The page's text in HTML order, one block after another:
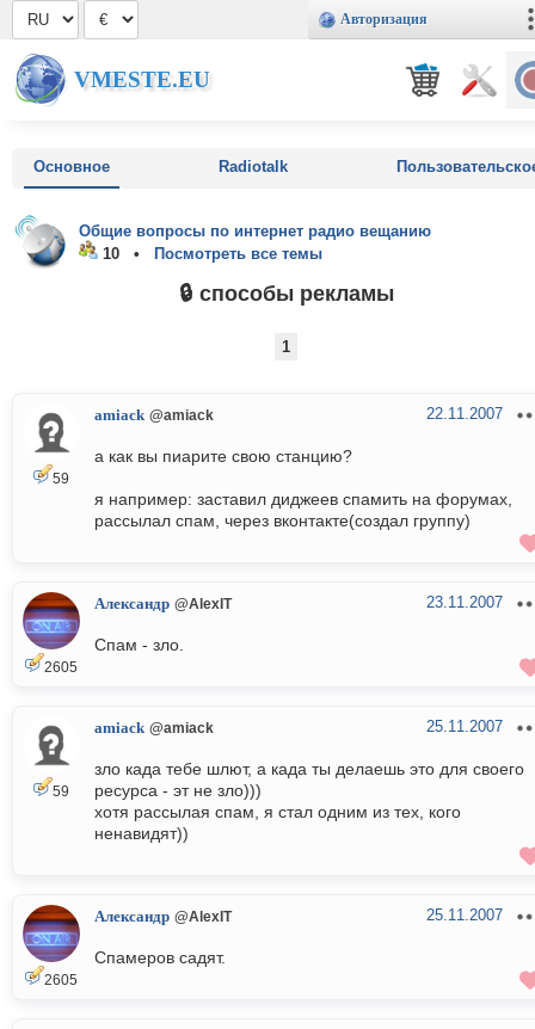
Авторизация
VMESTE.EU
Основное Radiotalk
Общие вопросы по интернет радио вещанию
10 •
Посмотреть все темы
🔒 способы рекламы
1
59
amiack @amiack 22.11.2007
а как вы пиарите свою станцию?
я например: заставил диджеев спамить на форумах,
рассылал спам, через вконтакте(создал группу)
2605
Александр @AlexIT 23.11.2007
Спам - зло.
59
amiack @amiack 25.11.2007
зло када тебе шлют, а када ты делаешь это для своего
ресурса - эт не зло)))
хотя рассылая спам, я стал одним из тех, кого
ненавидят))
2605
Александр @AlexIT 25.11.2007
Спамеров садят.